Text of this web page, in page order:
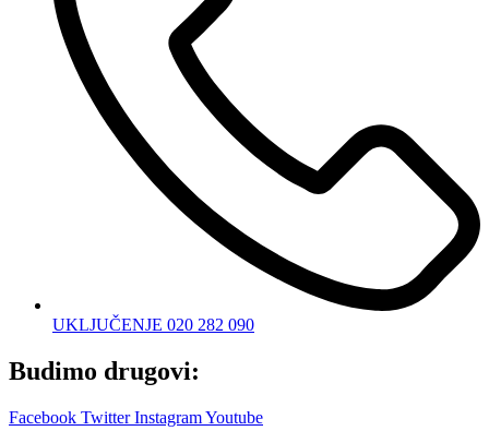
UKLJUČENJE 020 282 090
Budimo drugovi:
Facebook Twitter InstagramYoutube